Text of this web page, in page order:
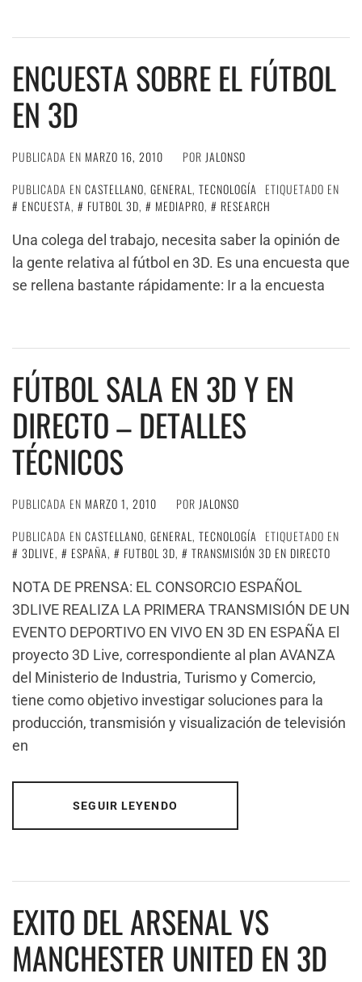
ENCUESTA SOBRE EL FÚTBOL
EN 3D
PUBLICADA EN MARZO 16, 2010 POR JALONSO
PUBLICADA EN CASTELLANO, GENERAL, TECNOLOGÍA
ETIQUETADO EN
ENCUESTA, FUTBOL 3D, MEDIAPRO,
RESEARCH
Una colega del trabajo, necesita saber la opinión de
la gente relativa al fútbol en 3D. Es una encuesta que
se rellena bastante rápidamente: Ir a la encuesta
FÚTBOL SALA EN 3D Y EN
DIRECTO – DETALLES
TÉCNICOS
PUBLICADA EN MARZO 1, 2010 POR JALONSO
PUBLICADA EN CASTELLANO, GENERAL, TECNOLOGÍA
ETIQUETADO EN
3DLIVE, ESPAÑA, FUTBOL 3D,
TRANSMISIÓN 3D EN DIRECTO
NOTA DE PRENSA: EL CONSORCIO ESPAÑOL
3DLIVE REALIZA LA PRIMERA TRANSMISIÓN DE UN
EVENTO DEPORTIVO EN VIVO EN 3D EN ESPAÑA El
proyecto 3D Live, correspondiente al plan AVANZA
del Ministerio de Industria, Turismo y Comercio,
tiene como objetivo investigar soluciones para la
producción, transmisión y visualización de televisión
en
SEGUIR LEYENDO
EXITO DEL ARSENAL VS
MANCHESTER UNITED EN 3D